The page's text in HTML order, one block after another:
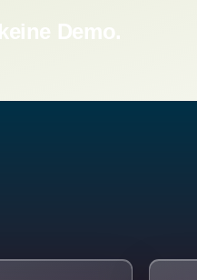
Demo.